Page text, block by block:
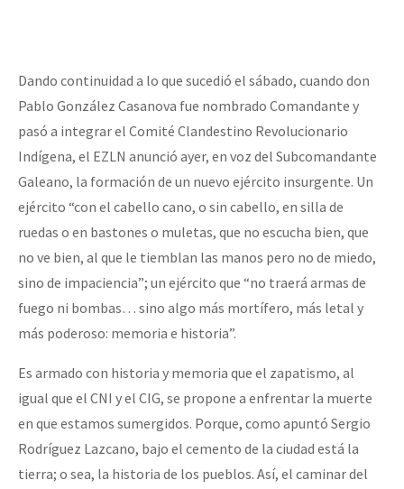
Otras secciones
Semillero Guerra contra la Humanidad. (Las poblaciones y
la naturaleza bajo asedio)
Libros para descargar
Medios Libres
COVID-19
Eventos
Contacto
Dando continuidad a lo que sucedió el sábado, cuando don
Pablo González Casanova fue nombrado Comandante y
pasó a integrar el Comité Clandestino Revolucionario
Indígena, el EZLN anunció ayer, en voz del Subcomandante
Galeano, la formación de un nuevo ejército insurgente. Un
ejército “con el cabello cano, o sin cabello, en silla de
ruedas o en bastones o muletas, que no escucha bien, que
no ve bien, al que le tiemblan las manos pero no de miedo,
sino de impaciencia”; un ejército que “no traerá armas de
fuego ni bombas… sino algo más mortífero, más letal y
más poderoso: memoria e historia”.
Es armado con historia y memoria que el zapatismo, al
igual que el CNI y el CIG, se propone a enfrentar la muerte
en que estamos sumergidos. Porque, como apuntó Sergio
Rodríguez Lazcano, bajo el cemento de la ciudad está la
tierra; o sea, la historia de los pueblos. Así, el caminar del